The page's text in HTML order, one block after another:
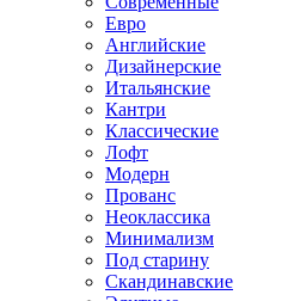
Евро
Английские
Дизайнерские
Итальянские
Кантри
Классические
Лофт
Модерн
Прованс
Неоклассика
Минимализм
Под старину
Скандинавские